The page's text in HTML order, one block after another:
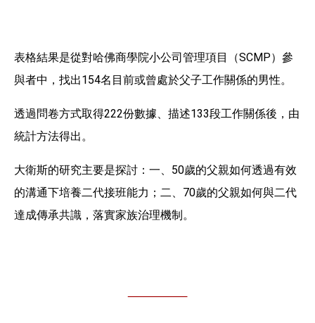
表格結果是從對哈佛商學院小公司管理項目（SCMP）參
與者中，找出154名目前或曾處於父子工作關係的男性。
透過問卷方式取得222份數據、描述133段工作關係後，由
統計方法得出。
大衛斯的研究主要是探討：一、50歲的父親如何透過有效
的溝通下培養二代接班能力；二、70歲的父親如何與二代
達成傳承共識，落實家族治理機制。